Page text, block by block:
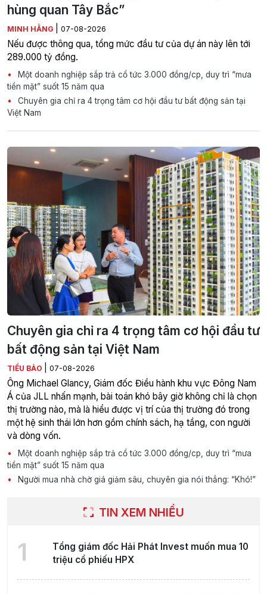
hùng quan Tây Bắc”
MINH HẰNG 07-08-2026
Nếu được thông qua, tổng mức đầu tư của dự án này lên tới
289.000 tỷ đồng.
Một doanh nghiệp sắp trả cổ tức 3.000 đồng/cp, duy trì “mưa
tiền mặt” suốt 15 năm qua
Chuyên gia chỉ ra 4 trọng tâm cơ hội đầu tư bất động sản tại
Việt Nam
Chuyên gia chỉ ra 4 trọng tâm cơ hội đầu tư
bất động sản tại Việt Nam
TIỂU BẢO 07-08-2026
Ông Michael Glancy, Giám đốc Điều hành khu vực Đông Nam
Á của JLL nhấn mạnh, bài toán khó bây giờ không chỉ là chọn
thị trường nào, mà là hiểu được vị trí của thị trường đó trong
một hệ sinh thái lớn hơn gồm chính sách, hạ tầng, con người
và dòng vốn.
Một doanh nghiệp sắp trả cổ tức 3.000 đồng/cp, duy trì “mưa
tiền mặt” suốt 15 năm qua
Người mua nhà chờ giá giảm sâu, chuyên gia nói thẳng: “Khó!”
TIN XEM NHIỀU
1
Tổng giám đốc Hải Phát Invest muốn mua 10
triệu cổ phiếu HPX